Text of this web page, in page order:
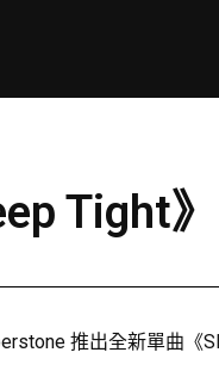
Tight
推出全新單曲